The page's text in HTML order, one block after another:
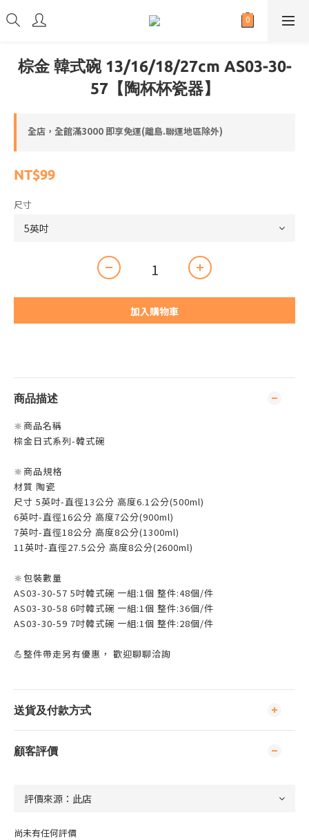
棕金 韓式碗 13/16/18/27cm AS03-30-
57【陶杯杯瓷器】
全店，全館滿3000 即享免運(離島.聯運地區除外)
NT$99
尺寸
加入購物車
商品描述
🔆商品名稱
棕金日式系列-韓式碗
🔆商品規格
材質 陶瓷
尺寸 5英吋-直徑13公分 高度6.1公分(500ml)
6英吋-直徑16公分 高度7公分(900ml)
7英吋-直徑18公分 高度8公分(1300ml)
11英吋-直徑27.5公分 高度8公分(2600ml)
🔆包裝數量
AS03-30-57 5吋韓式碗 一組:1個 整件:48個/件
AS03-30-58 6吋韓式碗 一組:1個 整件:36個/件
AS03-30-59 7吋韓式碗 一組:1個 整件:28個/件
💪整件帶走另有優惠， 歡迎聊聊洽詢
送貨及付款方式
顧客評價
尚未有任何評價